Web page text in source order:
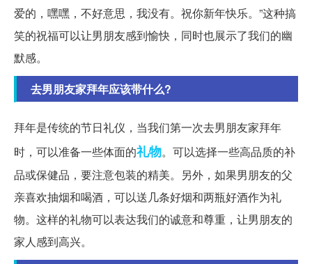
爱的，嘿嘿，不好意思，我没有。祝你新年快乐。”这种搞
笑的祝福可以让男朋友感到愉快，同时也展示了我们的幽
默感。
去男朋友家拜年应该带什么?
拜年是传统的节日礼仪，当我们第一次去男朋友家拜年
时，可以准备一些体面的礼物。可以选择一些高品质的补
品或保健品，要注意包装的精美。另外，如果男朋友的父
亲喜欢抽烟和喝酒，可以送几条好烟和两瓶好酒作为礼
物。这样的礼物可以表达我们的诚意和尊重，让男朋友的
家人感到高兴。